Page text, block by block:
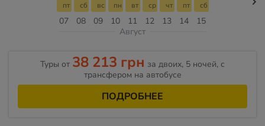
07
пт
08
сб
09
вс
10
пн
11
вт
12
ср
13
чт
14
пт
15
сб
Август
Туры от 38 213 грн за двоих, 5 ночей, с
трансфером на автобусе
ПОДРОБНЕЕ